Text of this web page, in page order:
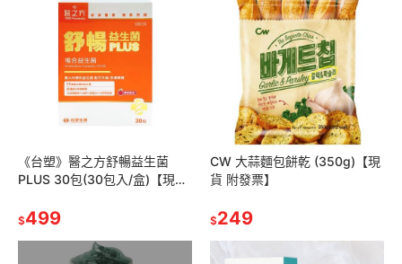
《台塑》醫之方舒暢益生菌
PLUS 30包(30包入/盒)【現貨
$499
CW 大蒜麵包餅乾 (350g)【現
貨 附發票】
$249